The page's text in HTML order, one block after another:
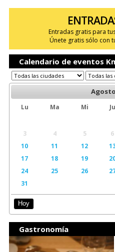
Entradas gratis para
Únete gratis sólo con
Calendario de eventos
Agosto
Lu Ma Mi Ju
3
4 5 6
10
11 12
17
18 19
24
25 26
31
Hoy
Gastronomía